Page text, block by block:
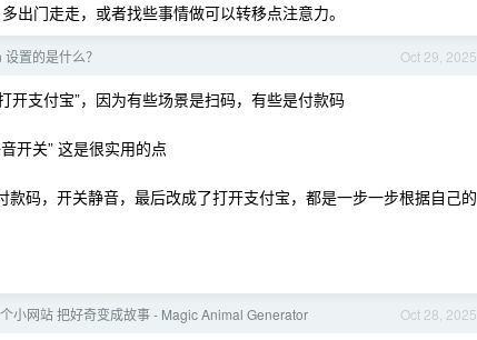
出门走走，或者找些事情做可以转移点注意力。
Oct 29, 2025
置的是什么？
开支付宝”，因为有些场景是扫码，有些是付款码
开关” 这是很实用的点
码，开关静音，最后改成了打开支付宝，都是一步一步根据自己的
Oct 28, 2025
小网站 把好奇变成故事 - Magic Animal Generator